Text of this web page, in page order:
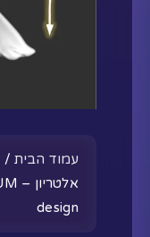
עמוד הבית/
design
Design